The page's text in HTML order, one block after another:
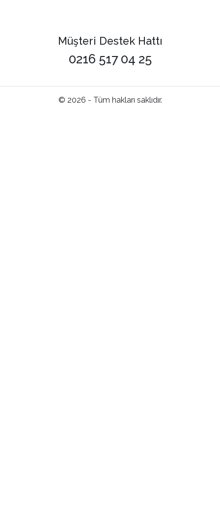
Müşteri Destek Hattı
0216 517 04 25
© 2026 - Tüm hakları saklıdır.